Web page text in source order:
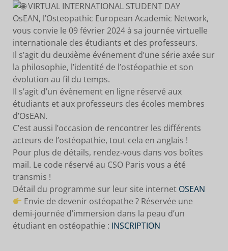
VIRTUAL INTERNATIONAL STUDENT DAY
OsEAN, l’Osteopathic European Academic Network,
vous convie le 09 février 2024 à sa journée virtuelle
internationale des étudiants et des professeurs.
Il s’agit du deuxième événement d’une série axée sur
la philosophie, l’identité de l’ostéopathie et son
évolution au fil du temps.
Il s’agit d’un évènement en ligne réservé aux
étudiants et aux professeurs des écoles membres
d’OsEAN.
C’est aussi l’occasion de rencontrer les différents
acteurs de l’ostéopathie, tout cela en anglais !
Pour plus de détails, rendez-vous dans vos boîtes
mail. Le code réservé au CSO Paris vous a été
transmis !
Détail du programme sur leur site internet OSEAN
Envie de devenir ostéopathe ? Réservée une
demi-journée d’immersion dans la peau d’un
étudiant en ostéopathie : INSCRIPTION